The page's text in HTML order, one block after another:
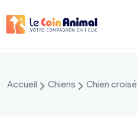
au
Accueil Chiens Chien croisé